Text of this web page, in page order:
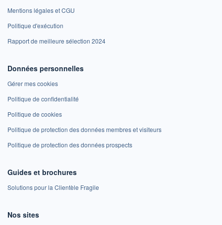
Mentions légales et CGU
Politique d'exécution
Rapport de meilleure sélection 2024
Données personnelles
Gérer mes cookies
Politique de confidentialité
Politique de cookies
Politique de protection des données membres et visiteurs
Politique de protection des données prospects
Guides et brochures
Solutions pour la Clientèle Fragile
Nos sites